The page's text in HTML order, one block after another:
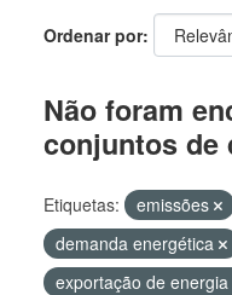
Ordenar por
Não foram
conjuntos de
Etiquetas: emissões
demanda energética
exportação de energia